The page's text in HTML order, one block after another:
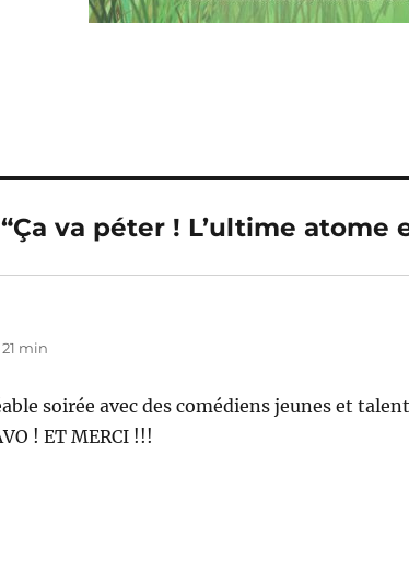
va péter ! L’ultime atome
min
soirée avec des comédiens jeunes et
! ET MERCI !!!